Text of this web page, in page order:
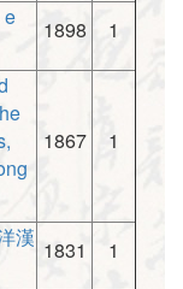
e
1898 1
1867 1
漢 1831 1